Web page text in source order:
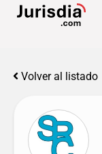
Volver al listado